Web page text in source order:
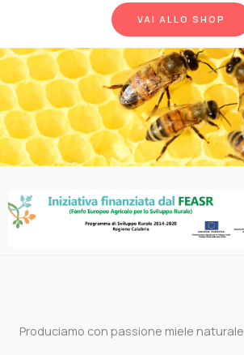
VAI ALLO SHOP
Produciamo con passione miele naturale